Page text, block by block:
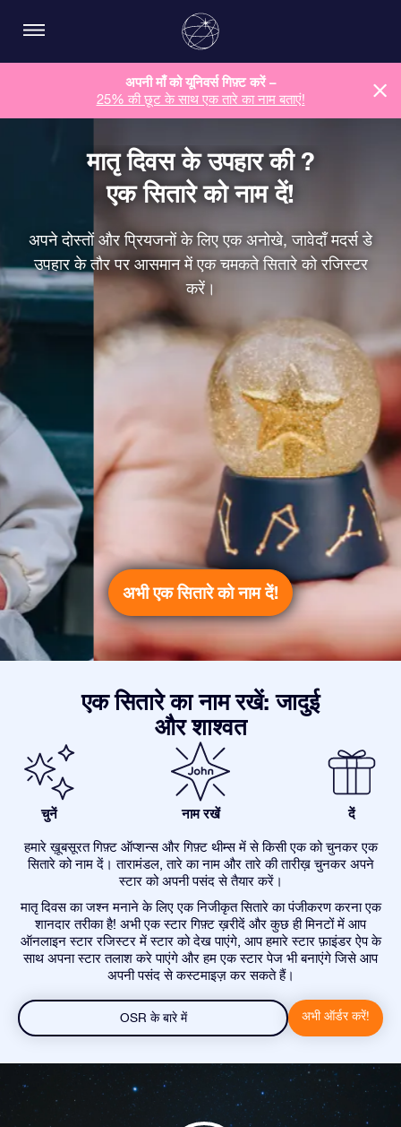
अपनी माँ को यूनिवर्स गिफ़्ट करें –
25% की छूट के साथ एक तारे का नाम बताएं!
मातृ दिवस के उपहार की ?
एक सितारे को नाम दें!
अपने दोस्तों और प्रियजनों के लिए एक अनोखे, जावेदाँ मदर्स डे
उपहार के तौर पर आसमान में एक चमकते सितारे को रजिस्टर
करें।
अभी एक सितारे को नाम दें!
एक सितारे का नाम रखें: जादुई
और शाश्वत
चुनें नाम रखें दें
हमारे ख़ूबसूरत गिफ़्ट ऑप्शन्स और गिफ़्ट थीम्स में से किसी एक को चुनकर एक
सितारे को नाम दें। तारामंडल, तारे का नाम और तारे की तारीख़ चुनकर अपने
स्टार को अपनी पसंद से तैयार करें।
मातृ दिवस का जश्न मनाने के लिए एक निजीकृत सितारे का पंजीकरण करना एक
शानदार तरीका है! अभी एक स्टार गिफ़्ट ख़रीदें और कुछ ही मिनटों में आप
ऑनलाइन स्टार रजिस्टर में स्टार को देख पाएंगे, आप हमारे स्टार फ़ाइंडर ऐप के
साथ अपना स्टार तलाश करे पाएंगे और हम एक स्टार पेज भी बनाएंगे जिसे आप
अपनी पसंद से कस्टमाइज़ कर सकते हैं।
OSR के बारे में अभी ऑर्डर करें!